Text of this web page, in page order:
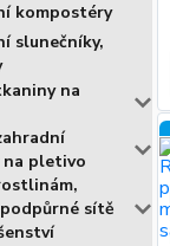
kompostéry
slunečníky,
na
pletivo
sítě